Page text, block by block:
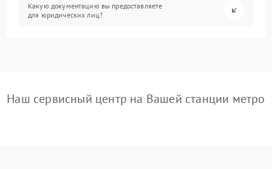
Какую документацию вы предоставляете
для юридических лиц?
Наш сервисный центр на Вашей станции метро